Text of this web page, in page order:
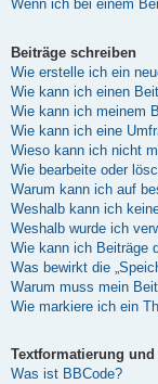
Wenn ich bei einem
Beiträge schreiben
Wie erstelle ich ein
Wie kann ich einen
Wie kann ich meinem
Wie kann ich eine
Wieso kann ich nicht
Wie bearbeite oder
Warum kann ich auf
Weshalb kann ich
Weshalb wurde ich
Wie kann ich Beiträge
Was bewirkt die
Warum muss mein
Wie markiere ich ein
Textformatierung
Was ist BBCode?